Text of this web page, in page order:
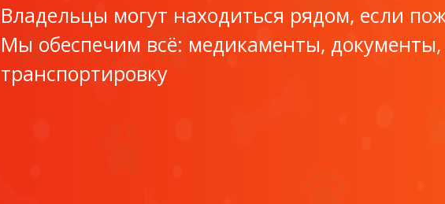
Владельцы могут находиться рядом, если
Мы обеспечим всё: медикаменты, документы,
транспортировку